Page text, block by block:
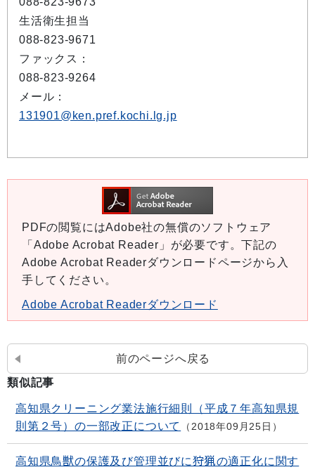
生活衛生担当
088-823-9671
ファックス：
088-823-9264
メール：
131901@ken.pref.kochi.lg.jp
PDFの閲覧にはAdobe社の無償のソフトウェア
「Adobe Acrobat Reader」が必要です。下記の
Adobe Acrobat Readerダウンロードページから入
手してください。
Adobe Acrobat Readerダウンロード
前のページへ戻る
類似記事
高知県クリーニング業法施行細則（平成７年高知県規
則第２号）の一部改正について
2018年09月25日
高知県鳥獣の保護及び管理並びに狩猟の適正化に関す